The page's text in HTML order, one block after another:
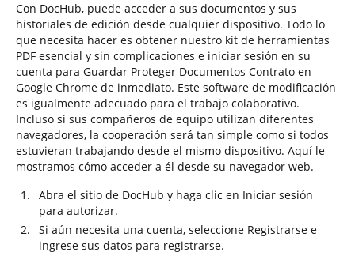
Con DocHub, puede acceder a sus documentos y sus
historiales de edición desde cualquier dispositivo. Todo lo
que necesita hacer es obtener nuestro kit de herramientas
PDF esencial y sin complicaciones e iniciar sesión en su
cuenta para Guardar Proteger Documentos Contrato en
Google Chrome de inmediato. Este software de modificación
es igualmente adecuado para el trabajo colaborativo.
Incluso si sus compañeros de equipo utilizan diferentes
navegadores, la cooperación será tan simple como si todos
estuvieran trabajando desde el mismo dispositivo. Aquí le
mostramos cómo acceder a él desde su navegador web.
Abra el sitio de DocHub y haga clic en Iniciar sesión
para autorizar.
Si aún necesita una cuenta, seleccione Registrarse e
ingrese sus datos para registrarse.